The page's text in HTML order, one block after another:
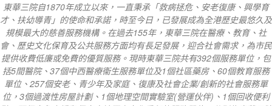
東華三院自1870年成立以來，一直秉承「救病拯危、安老復康、興學育
才、扶幼導青」的使命和承諾，時至今日，已發展成為全港歷史最悠久及
規模最大的慈善服務機構。在過去155年，東華三院在醫療、教育、社
會、歷史文化保育及公共服務方面均有長足發展，迎合社會需求，為市民
提供收費低廉或免費的優質服務。現時東華三院共有392個服務單位，包
括5間醫院、 37個中西醫療衞生服務單位及1 個社區藥房、 60個教育服務
單位、 257個安老、青少年及家庭、復康及社會企業/創新的社會服務單
位， 3個過渡性房屋計劃、 1 個地理空間實驗室(營運伙伴) 、 1 個回收便利